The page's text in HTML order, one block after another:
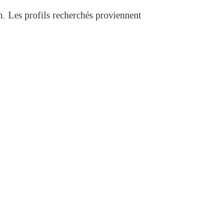
Les profils recherchés proviennent